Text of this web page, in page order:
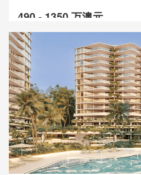
490 - 1350 万澳元